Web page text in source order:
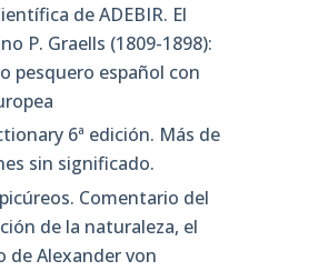
de ADEBIR. El
P. Graells (1809-1898):
pesquero español con
6ª edición. Más de
sin significado.
Comentario del
de la naturaleza, el
de Alexander von